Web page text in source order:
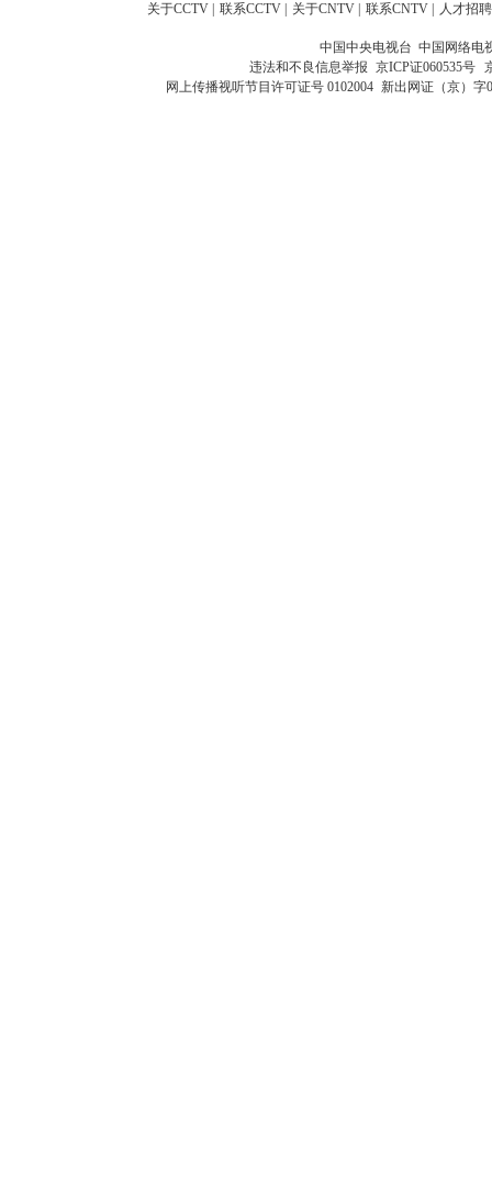
关于CCTV 联系CCTV 关于CNTV 联系CNTV 人才招聘
中国中央电视台 中国网络电
违法和不良信息举报 京ICP证060535号
网上传播视听节目许可证号 0102004 新出网证（京）